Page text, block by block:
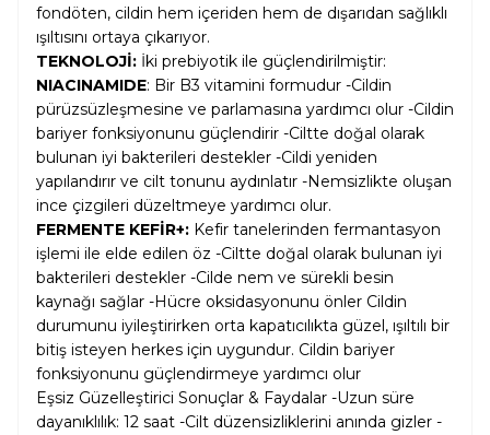
fondöten, cildin hem içeriden hem de dışarıdan sağlıklı
ışıltısını ortaya çıkarıyor.
TEKNOLOJİ: İki prebiyotik ile güçlendirilmiştir:
NIACINAMIDE: Bir B3 vitamini formudur -Cildin
pürüzsüzleşmesine ve parlamasına yardımcı olur -Cildin
bariyer fonksiyonunu güçlendirir -Ciltte doğal olarak
bulunan iyi bakterileri destekler -Cildi yeniden
yapılandırır ve cilt tonunu aydınlatır -Nemsizlikte oluşan
ince çizgileri düzeltmeye yardımcı olur.
FERMENTE KEFİR+: Kefir tanelerinden fermantasyon
işlemi ile elde edilen öz -Ciltte doğal olarak bulunan iyi
bakterileri destekler -Cilde nem ve sürekli besin
kaynağı sağlar -Hücre oksidasyonunu önler Cildin
durumunu iyileştirirken orta kapatıcılıkta güzel, ışıltılı bir
bitiş isteyen herkes için uygundur. Cildin bariyer
fonksiyonunu güçlendirmeye yardımcı olur
Eşsiz Güzelleştirici Sonuçlar & Faydalar -Uzun süre
dayanıklılık: 12 saat -Cilt düzensizliklerini anında gizler -